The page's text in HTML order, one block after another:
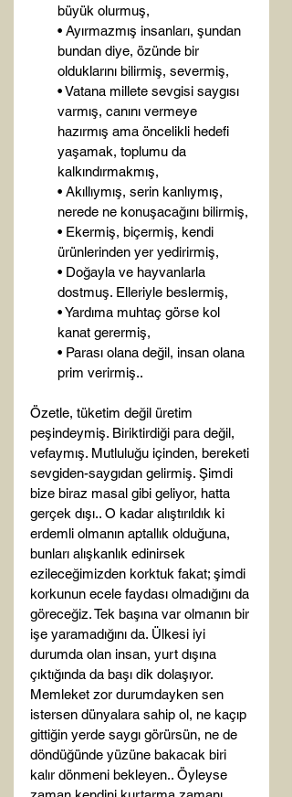
büyük olurmuş,
• Ayırmazmış insanları, şundan
bundan diye, özünde bir
olduklarını bilirmiş, severmiş,
• Vatana millete sevgisi saygısı
varmış, canını vermeye
hazırmış ama öncelikli hedefi
yaşamak, toplumu da
kalkındırmakmış,
• Akıllıymış, serin kanlıymış,
nerede ne konuşacağını bilirmiş,
• Ekermiş, biçermiş, kendi
ürünlerinden yer yedirirmiş,
• Doğayla ve hayvanlarla
dostmuş. Elleriyle beslermiş,
• Yardıma muhtaç görse kol
kanat gerermiş,
• Parası olana değil, insan olana
prim verirmiş..
Özetle, tüketim değil üretim
peşindeymiş. Biriktirdiği para değil,
vefaymış. Mutluluğu içinden, bereketi
sevgiden-saygıdan gelirmiş. Şimdi
bize biraz masal gibi geliyor, hatta
gerçek dışı.. O kadar alıştırıldık ki
erdemli olmanın aptallık olduğuna,
bunları alışkanlık edinirsek
ezileceğimizden korktuk fakat; şimdi
korkunun ecele faydası olmadığını da
göreceğiz. Tek başına var olmanın bir
işe yaramadığını da. Ülkesi iyi
durumda olan insan, yurt dışına
çıktığında da başı dik dolaşıyor.
Memleket zor durumdayken sen
istersen dünyalara sahip ol, ne kaçıp
gittiğin yerde saygı görürsün, ne de
döndüğünde yüzüne bakacak biri
kalır dönmeni bekleyen.. Öyleyse